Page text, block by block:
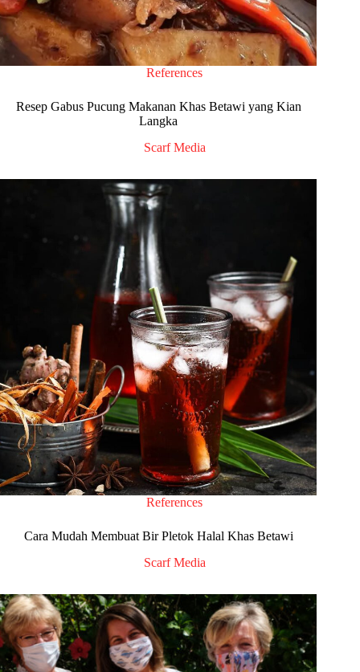
References
Resep Gabus Pucung Makanan Khas Betawi yang Kian
Langka
Scarf Media
References
Cara Mudah Membuat Bir Pletok Halal Khas Betawi
Scarf Media